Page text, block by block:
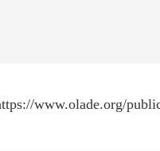
www.olade.org/